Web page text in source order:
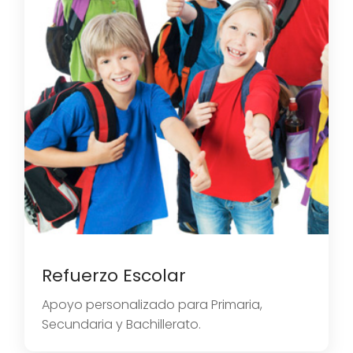
Refuerzo Escolar
Apoyo personalizado para Primaria,
Secundaria y Bachillerato.